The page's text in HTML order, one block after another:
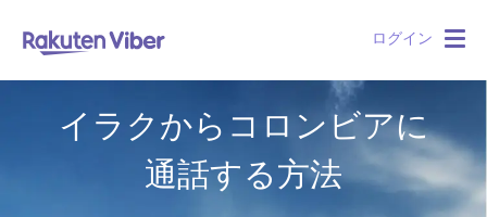
ログイン
イラクからコロンビアに
通話する方法